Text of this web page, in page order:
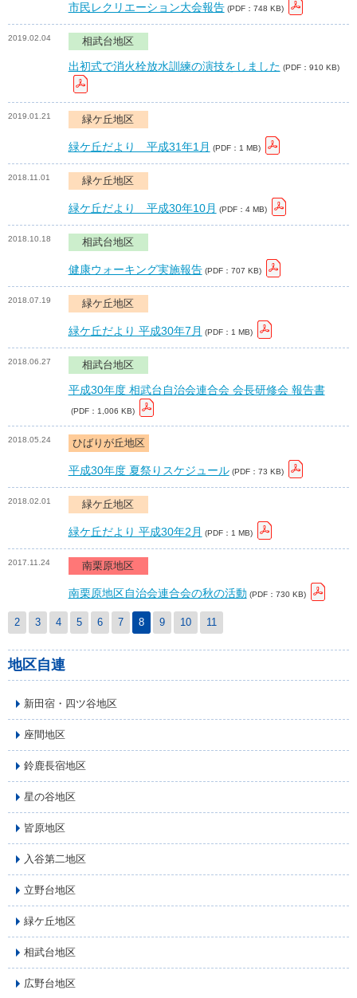
市民レクリエーション大会報告 (PDF：748 KB)
2019.02.04 相武台地区
出初式で消火栓放水訓練の演技をしました (PDF：910 KB)
2019.01.21 緑ケ丘地区
緑ケ丘だより 平成31年1月 (PDF：1 MB)
2018.11.01 緑ケ丘地区
緑ケ丘だより 平成30年10月 (PDF：4 MB)
2018.10.18 相武台地区
健康ウォーキング実施報告 (PDF：707 KB)
2018.07.19 緑ケ丘地区
緑ケ丘だより 平成30年7月 (PDF：1 MB)
2018.06.27 相武台地区
平成30年度 相武台自治会連合会 会長研修会 報告書
(PDF：1,006 KB)
2018.05.24 ひばりが丘地区
平成30年度 夏祭りスケジュール (PDF：73 KB)
2018.02.01 緑ケ丘地区
緑ケ丘だより 平成30年2月 (PDF：1 MB)
2017.11.24 南栗原地区
南栗原地区自治会連合会の秋の活動 (PDF：730 KB)
2 3 4 5 6 7 8 9 10 11
地区自連
新田宿・四ツ谷地区
座間地区
鈴鹿長宿地区
星の谷地区
皆原地区
入谷第二地区
立野台地区
緑ケ丘地区
相武台地区
広野台地区